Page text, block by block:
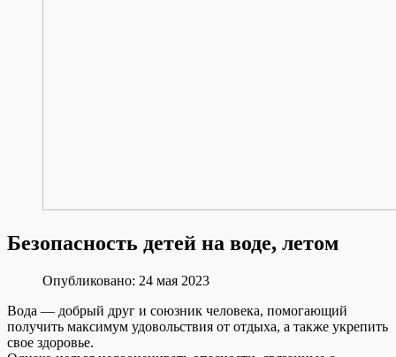
Безопасность детей на воде, летом
Опубликовано: 24 мая 2023
Вода — добрый друг и союзник человека, помогающий
получить максимум удовольствия от отдыха, а также укрепить
свое здоровье.